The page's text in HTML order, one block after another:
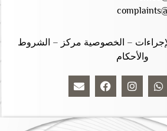
– الخصوصية مركز – الشروط
والأحكام